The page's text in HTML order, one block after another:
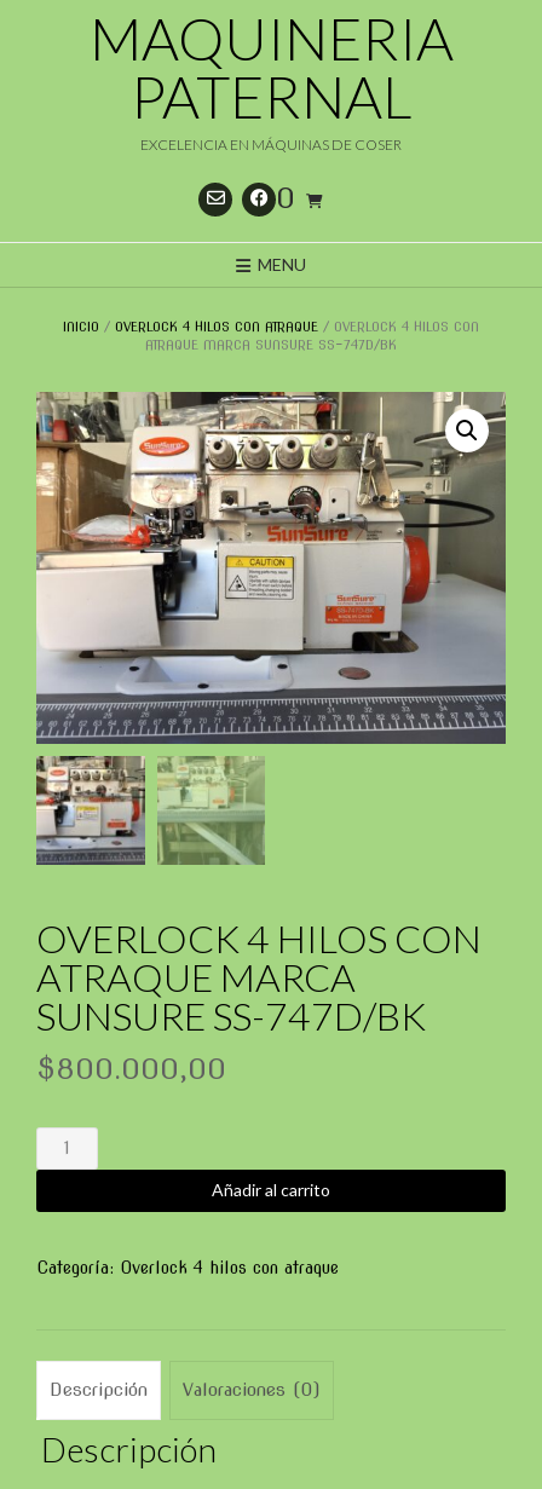
MAQUINERIA
PATERNAL
EXCELENCIA EN MÁQUINAS DE COSER
0
MENU
INICIO / OVERLOCK 4 HILOS CON ATRAQUE / OVERLOCK 4 HILOS CON
ATRAQUE MARCA SUNSURE SS-747D/BK
OVERLOCK 4 HILOS CON
ATRAQUE MARCA
SUNSURE SS-747D/BK
$800.000,00
OVERLOCK
4
CON
MARCA
cantidad
Añadir al carrito
Categoría: Overlock 4 hilos con atraque
Descripción Valoraciones (0)
Descripción